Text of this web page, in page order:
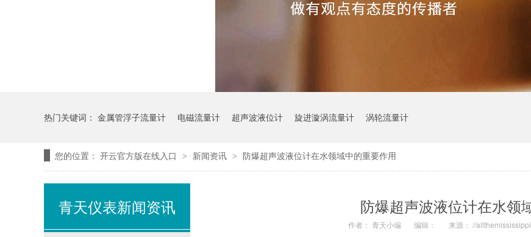
热门关键词： 金属管浮子流量计 电磁流量计 超声波液位计 旋进漩涡流量计 涡轮流量计
您的位置： 开云官方版在线入口 > 新闻资讯 > 防爆超声波液位计在水领域中的重要作用
防爆超声波液位计在水领
作者： 青天小编 编辑： 来源： //
青天仪表新闻资讯